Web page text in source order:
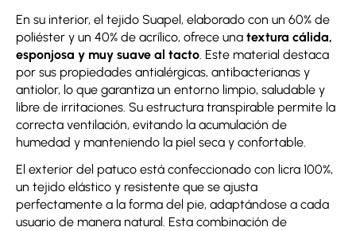
En su interior, el tejido Suapel, elaborado con un 60% de
poliéster y un 40% de acrílico, ofrece una textura cálida,
esponjosa y muy suave al tacto . Este material destaca
por sus propiedades antialérgicas, antibacterianas y
antiolor, lo que garantiza un entorno limpio, saludable y
libre de irritaciones. Su estructura transpirable permite la
correcta ventilación, evitando la acumulación de
humedad y manteniendo la piel seca y confortable.
El exterior del patuco está confeccionado con licra 100%,
un tejido elástico y resistente que se ajusta
perfectamente a la forma del pie, adaptándose a cada
usuario de manera natural. Esta combinación de